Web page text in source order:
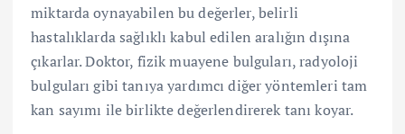
miktarda oynayabilen bu değerler, belirli
hastalıklarda sağlıklı kabul edilen aralığın dışına
çıkarlar. Doktor, fizik muayene bulguları, radyoloji
bulguları gibi tanıya yardımcı diğer yöntemleri tam
kan sayımı ile birlikte değerlendirerek tanı koyar.